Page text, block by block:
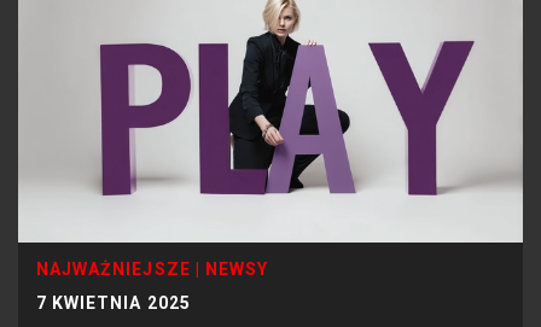
NAJWAŻNIEJSZE
NEWSY
7 KWIETNIA 2025